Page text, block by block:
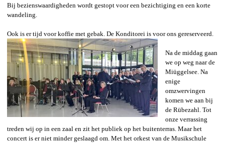
Bij bezienswaardigheden wordt gestopt voor een bezichtiging en een korte
wandeling.
Ook is er tijd voor koffie met gebak. De Konditorei is voor ons gereserveerd.
Na de middag gaan
we op weg naar de
Miüggelsee. Na
enige
omzwervingen
komen we aan bij
de Rübezahl. Tot
onze verrassing
treden wij op in een zaal en zit het publiek op het buitenterras. Maar het
concert is er niet minder geslaagd om. Met het orkest van de Musikschule